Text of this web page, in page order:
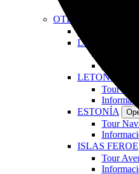
OTROS DESTINOS
LITUANIA
Tour
LETONIA
Tour
ESTONÍA
Tour
ISLAS FEROE
Tour